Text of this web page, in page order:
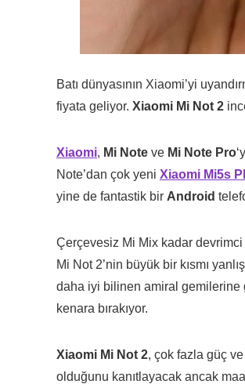
Batı dünyasının Xiaomi’yi
fiyata geliyor. Xiaomi Mi Not 2
Xiaomi, Mi Note ve Mi Note Pro
Note’dan çok yeni Xiaomi Mi5s
yine de fantastik bir Android
Çerçevesiz Mi Mix kadar devrimci
Mi Not 2’nin büyük bir kısmı
daha iyi bilinen amiral gemilerine
kenara bırakıyor.
Xiaomi Mi Not 2, çok fazla güç
olduğunu kanıtlayacak ancak